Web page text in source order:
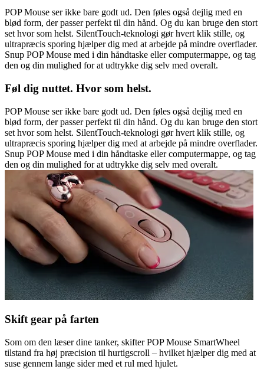
POP Mouse ser ikke bare godt ud. Den føles også dejlig med en
blød form, der passer perfekt til din hånd. Og du kan bruge den stort
set hvor som helst. SilentTouch-teknologi gør hvert klik stille, og
ultrapræcis sporing hjælper dig med at arbejde på mindre overflader.
Snup POP Mouse med i din håndtaske eller computermappe, og tag
den og din mulighed for at udtrykke dig selv med overalt.
Føl dig nuttet. Hvor som helst.
POP Mouse ser ikke bare godt ud. Den føles også dejlig med en
blød form, der passer perfekt til din hånd. Og du kan bruge den stort
set hvor som helst. SilentTouch-teknologi gør hvert klik stille, og
ultrapræcis sporing hjælper dig med at arbejde på mindre overflader.
Snup POP Mouse med i din håndtaske eller computermappe, og tag
den og din mulighed for at udtrykke dig selv med overalt.
Skift gear på farten
Som om den læser dine tanker, skifter POP Mouse SmartWheel
tilstand fra høj præcision til hurtigscroll – hvilket hjælper dig med at
suse gennem lange sider med et rul med hjulet.